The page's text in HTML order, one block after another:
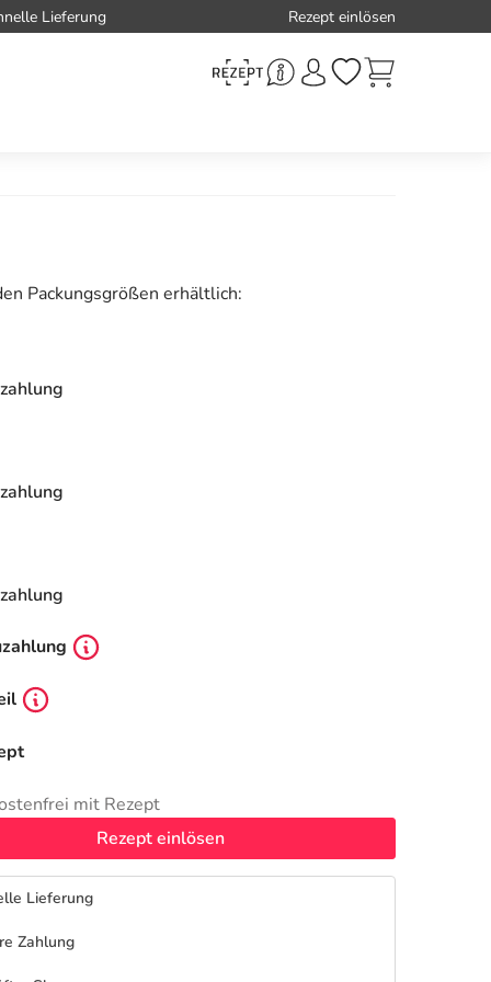
Lieferung Rezept einlösen
Packungsgrößen erhältlich:
mit Rezept
Rezept einlösen
Lieferung
Zahlung